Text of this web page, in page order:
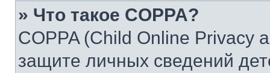
» Что такое COPPA?
COPPA (Child Online Privacy
защите личных сведений